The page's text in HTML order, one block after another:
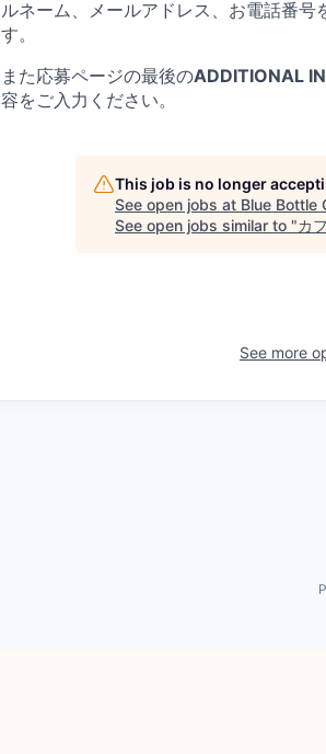
ルネーム、メールアドレス、お電話番
す。
また応募ページの最後のADDITIONAL
容をご入力ください。
This job is no longer
See open jobs at Blue Bottle
See open jobs similar to "カ
See more